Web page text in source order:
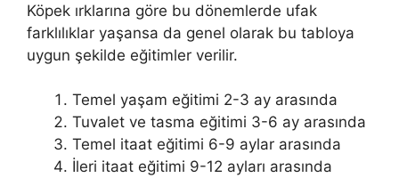
Köpek ırklarına göre bu dönemlerde ufak
farklılıklar yaşansa da genel olarak bu tabloya
uygun şekilde eğitimler verilir.
Temel yaşam eğitimi 2-3 ay arasında
Tuvalet ve tasma eğitimi 3-6 ay arasında
Temel itaat eğitimi 6-9 aylar arasında
İleri itaat eğitimi 9-12 ayları arasında